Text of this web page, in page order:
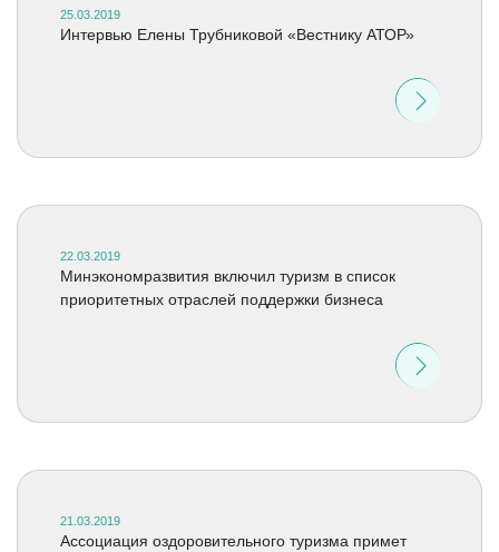
25.03.2019
Интервью Елены Трубниковой «Вестнику АТОР»
22.03.2019
Минэкономразвития включил туризм в список
приоритетных отраслей поддержки бизнеса
21.03.2019
Ассоциация оздоровительного туризма примет